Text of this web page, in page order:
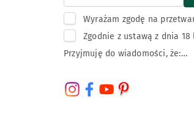
Wyrażam zgodę na
moich danych osobowych,
Bunge Polska sp. z o.o. z
działaniami marketingowymi
administratora, w tym na
Zgodnie z ustawą z dnia 18
2002 r. o świadczeniu usług
handlowych przesyłanych
Przyjmuję do wiadomości, że:
osobowych jest Bunge Polska
ograniczoną odpowiedzialnością